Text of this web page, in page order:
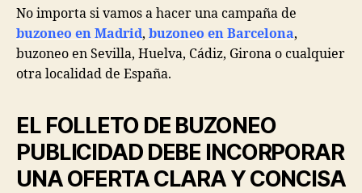
No importa si vamos a hacer una campaña de
buzoneo en Madrid, buzoneo en Barcelona,
buzoneo en Sevilla, Huelva, Cádiz, Girona o cualquier
otra localidad de España.
EL FOLLETO DE BUZONEO
PUBLICIDAD DEBE INCORPORAR
UNA OFERTA CLARA Y CONCISA